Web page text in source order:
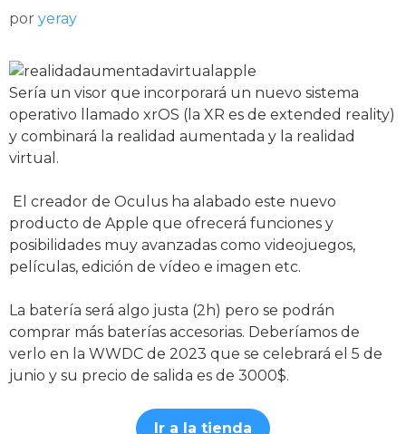
por yeray
Sería un visor que incorporará un nuevo sistema
operativo llamado xrOS (la XR es de extended reality)
y combinará la realidad aumentada y la realidad
virtual.
El creador de Oculus ha alabado este nuevo
producto de Apple que ofrecerá funciones y
posibilidades muy avanzadas como videojuegos,
películas, edición de vídeo e imagen etc.
La batería será algo justa (2h) pero se podrán
comprar más baterías accesorias. Deberíamos de
verlo en la WWDC de 2023 que se celebrará el 5 de
junio y su precio de salida es de 3000$.
Ir a la tienda